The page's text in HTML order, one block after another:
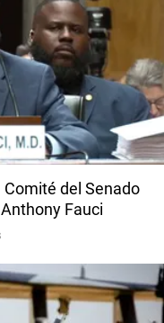
Comité del Senado
Fauci